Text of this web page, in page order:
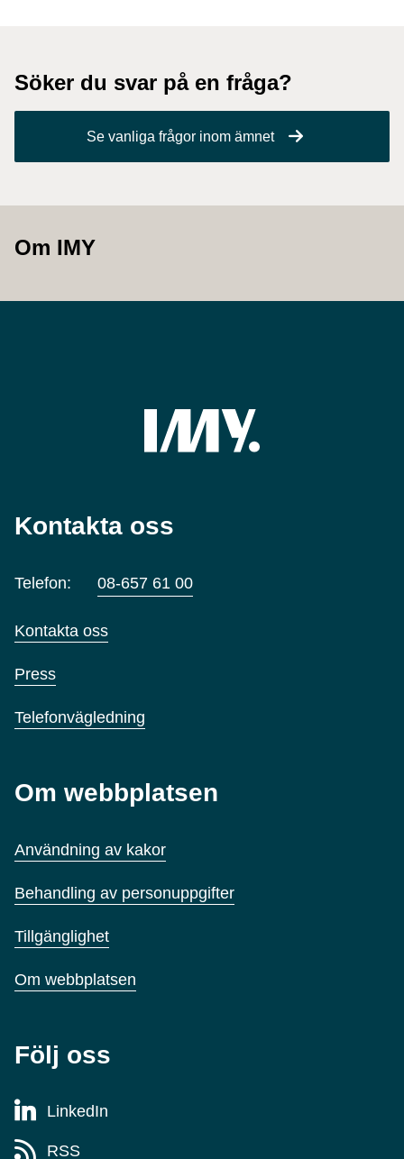
Söker du svar på en fråga?
Se vanliga frågor inom ämnet
Om IMY
Kontakta oss
Telefon: 08-657 61 00
Kontakta oss
Press
Telefonvägledning
Om webbplatsen
Användning av kakor
Behandling av personuppgifter
Tillgänglighet
Om webbplatsen
Följ oss
LinkedIn
RSS